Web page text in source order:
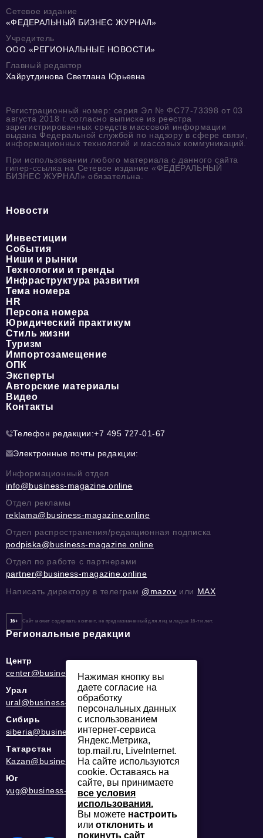
Сетевое издание
«ФЕДЕРАЛЬНЫЙ БИЗНЕС ЖУРНАЛ»
Учредитель
ООО «РЕГИОНАЛЬНЫЕ НОВОСТИ»
Главный редактор
Хайрутдинова Светлана Юрьевна
Регистрационный номер: серия Эл № ФС77-73398 от 03
августа 2018 г. согласно выписке из реестра
зарегистрированных средств массовой информации
выдана Федеральной службой по надзору в сфере связи,
информационных технологий и массовых коммуникаций.
При использовании любого материала с данного сайта
гипер-ссылка на Сетевое издание «ФЕДЕРАЛЬНЫЙ
БИЗНЕС ЖУРНАЛ» обязательна.
Новости
Инвестиции
События
Ниши и рынки
Технологии и тренды
Инфраструктура развития
Тема номера
HR
Персона номера
Юридический практикум
Стиль жизни
Туризм
Импортозамещение
ОПК
Эксперты
Авторские материалы
Видео
Контакты
Телефон редакции:+7 495 727-01-67
Электронные почты редакции:
Информационный отдел
info@business-magazine.online
Отдел рекламы
reklama@business-magazine.online
Отдел распространения/редакционная подписка
podpiska@business-magazine.online
Отдел по работе с партнерами
partner@business-magazine.online
Написать директору в телеграм @mazov или MAX
16+ Сайт может содержать контент, не предназначенный для лиц младше 16-ти лет.
Региональные редакции
Центр
center@business-magazine.online
Урал
ural@business-magazine.online
Сибирь
siberia@business-magazine.online
Татарстан
Kazan@business-magazine.online
Юг
yug@business-magazine.online
Нажимая кнопку вы
даете согласие на
обработку
персональных данных
с использованием
интернет-сервиса
Яндекс.Метрика,
top.mail.ru, LiveInternet.
На сайте используются
cookie. Оставаясь на
сайте, вы принимаете
все условия
использования.
Вы можете настроить
или отклонить и
покинуть сайт